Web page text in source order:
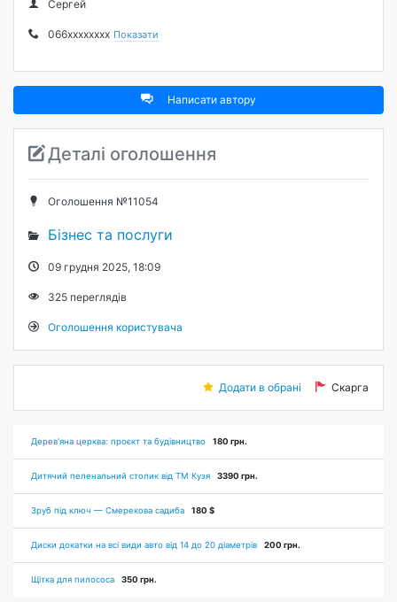
Сергей
066xxxxxxxx Показати
Написати автору
Деталі оголошення
Оголошення №11054
Бізнес та послуги
09 грудня 2025, 18:09
325 переглядів
Оголошення користувача
Скарга
Додати в обрані
Дерев'яна церква: проєкт та будівництво 180 грн.
Дитячий пеленальний столик від ТМ Кузя 3390 грн.
Зруб під ключ — Смерекова садиба 180 $
Диски докатки на всі види авто від 14 до 20 діаметрів 200 грн.
Щітка для пилососа 350 грн.